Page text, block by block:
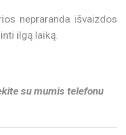
nepraranda išvaizdos
ilgą laiką.
su mumis telefonu